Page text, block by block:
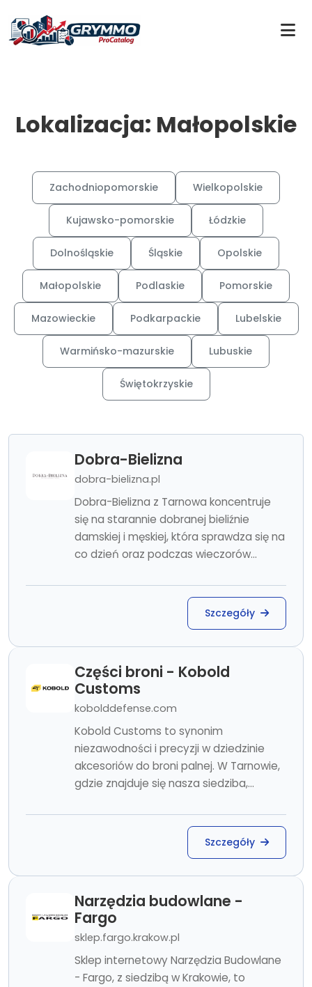
Lokalizacja: Małopolskie
Zachodniopomorskie Wielkopolskie
Kujawsko-pomorskie Łódzkie
Dolnośląskie Śląskie Opolskie
Małopolskie Podlaskie Pomorskie
Mazowieckie Podkarpackie Lubelskie
Warmińsko-mazurskie Lubuskie
Świętokrzyskie
Dobra-Bielizna
dobra-bielizna.pl
Dobra-Bielizna z Tarnowa koncentruje
się na starannie dobranej bieliźnie
damskiej i męskiej, która sprawdza się na
co dzień oraz podczas wieczorów...
Szczegóły
Części broni - Kobold
Customs
kobolddefense.com
Kobold Customs to synonim
niezawodności i precyzji w dziedzinie
akcesoriów do broni palnej. W Tarnowie,
gdzie znajduje się nasza siedziba,...
Szczegóły
Narzędzia budowlane -
Fargo
sklep.fargo.krakow.pl
Sklep internetowy Narzędzia Budowlane
- Fargo, z siedzibą w Krakowie, to